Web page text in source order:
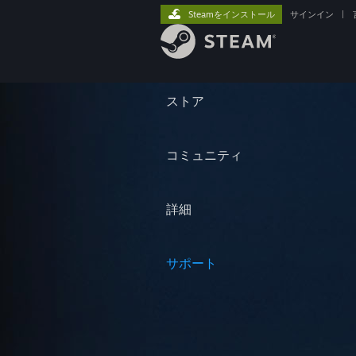
ストア
コミュニティ
詳細
サポート
Steamをインストール サインイン